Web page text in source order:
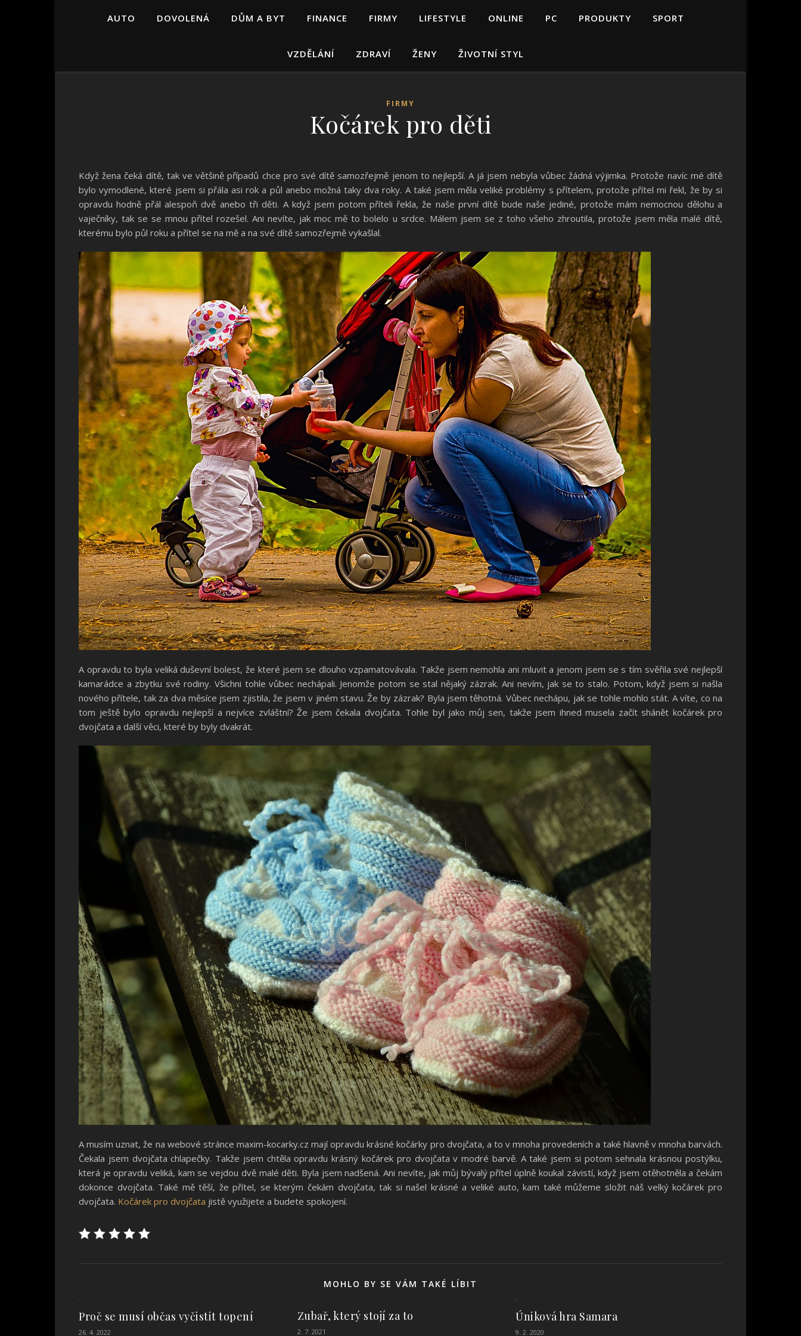
AUTO DOVOLENÁ DŮM A BYT FINANCE FIRMY LIFESTYLE ONLINE PC PRODUKTY SPORT
VZDĚLÁNÍ ZDRAVÍ ŽENY ŽIVOTNÍ STYL
FIRMY
Kočárek pro děti
Když žena čeká dítě, tak ve většině případů chce pro své dítě samozřejmě jenom to nejlepší. A já jsem nebyla vůbec žádná výjimka. Protože navíc mé dítě
bylo vymodlené, které jsem si přála asi rok a půl anebo možná taky dva roky. A také jsem měla veliké problémy s přítelem, protože přítel mi řekl, že by si
opravdu hodně přál alespoň dvě anebo tři děti. A když jsem potom příteli řekla, že naše první dítě bude naše jediné, protože mám nemocnou dělohu a
vaječníky, tak se se mnou přítel rozešel. Ani nevíte, jak moc mě to bolelo u srdce. Málem jsem se z toho všeho zhroutila, protože jsem měla malé dítě,
kterému bylo půl roku a přítel se na mě a na své dítě samozřejmě vykašlal.
A opravdu to byla veliká duševní bolest, že které jsem se dlouho vzpamatovávala. Takže jsem nemohla ani mluvit a jenom jsem se s tím svěřila své nejlepší
kamarádce a zbytku své rodiny. Všichni tohle vůbec nechápali. Jenomže potom se stal nějaký zázrak. Ani nevím, jak se to stalo. Potom, když jsem si našla
nového přítele, tak za dva měsíce jsem zjistila, že jsem v jiném stavu. Že by zázrak? Byla jsem těhotná. Vůbec nechápu, jak se tohle mohlo stát. A víte, co na
tom ještě bylo opravdu nejlepší a nejvíce zvláštní? Že jsem čekala dvojčata. Tohle byl jako můj sen, takže jsem ihned musela začít shánět kočárek pro
dvojčata a další věci, které by byly dvakrát.
A musím uznat, že na webové stránce maxim-kocarky.cz mají opravdu krásné kočárky pro dvojčata, a to v mnoha provedeních a také hlavně v mnoha barvách.
Čekala jsem dvojčata chlapečky. Takže jsem chtěla opravdu krásný kočárek pro dvojčata v modré barvě. A také jsem si potom sehnala krásnou postýlku,
která je opravdu veliká, kam se vejdou dvě malé děti. Byla jsem nadšená. Ani nevíte, jak můj bývalý přítel úplně koukal závistí, když jsem otěhotněla a čekám
dokonce dvojčata. Také mě těší, že přítel, se kterým čekám dvojčata, tak si našel krásné a veliké auto, kam také můžeme složit náš velký kočárek pro
dvojčata. Kočárek pro dvojčata jistě využijete a budete spokojení.
MOHLO BY SE VÁM TAKÉ LÍBIT
Proč se musí občas vyčistit topení
26. 4. 2022
Zubař, který stojí za to
2. 7. 2021
Úniková hra Samara
9. 2. 2020